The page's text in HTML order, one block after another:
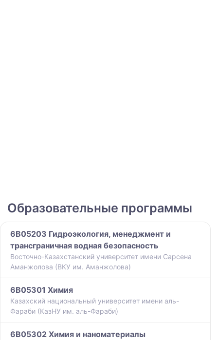
Образовательные программы
6B05203 Гидроэкология, менеджмент и
трансграничная водная безопасность
Восточно-Казахстанский университет имени Сарсена
Аманжолова (ВКУ им. Аманжолова)
6B05301 Химия
Казахский национальный университет имени аль-
Фараби (КазНУ им. аль-Фараби)
6B05302 Химия и наноматериалы